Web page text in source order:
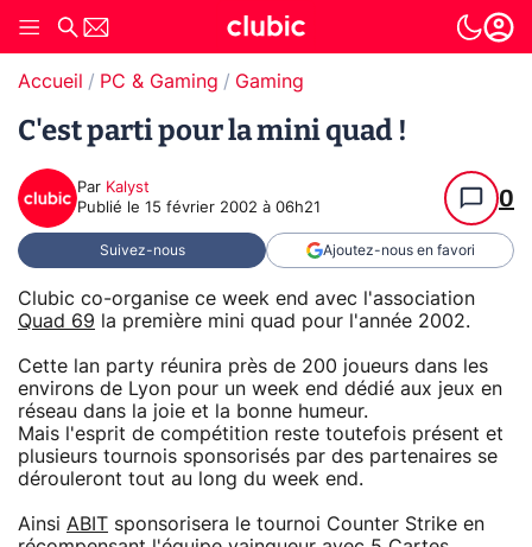
Accueil PC & Gaming Gaming
C'est parti pour la mini quad !
Par Kalyst
Publié le 15 février 2002 à 06h21 0
Suivez-nous Ajoutez-nous en favori
Clubic co-organise ce week end avec l'association
Quad 69 la première mini quad pour l'année 2002.
Cette lan party réunira près de 200 joueurs dans les
environs de Lyon pour un week end dédié aux jeux en
réseau dans la joie et la bonne humeur.
Mais l'esprit de compétition reste toutefois présent et
plusieurs tournois sponsorisés par des partenaires se
dérouleront tout au long du week end.
Ainsi ABIT sponsorisera le tournoi Counter Strike en